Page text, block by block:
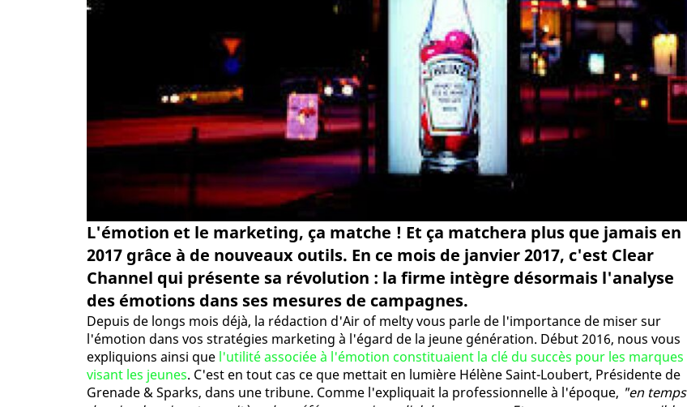
L'émotion et le marketing, ça matche ! Et ça matchera plus que jamais en
2017 grâce à de nouveaux outils. En ce mois de janvier 2017, c'est Clear
Channel qui présente sa révolution : la firme intègre désormais l'analyse
des émotions dans ses mesures de campagnes.
Depuis de longs mois déjà, la rédaction d'Air of melty vous parle de l'importance de miser sur
l'émotion dans vos stratégies marketing à l'égard de la jeune génération. Début 2016, nous vous
expliquions ainsi que l'utilité associée à l'émotion constituaient la clé du succès pour les marques
visant les jeunes. C'est en tout cas ce que mettait en lumière Hélène Saint-Loubert, Présidente de
Grenade & Sparks, dans une tribune. Comme l'expliquait la professionnelle à l'époque, "en temps